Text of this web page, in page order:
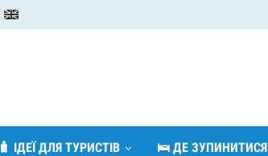
🧳 ІДЕЇ ДЛЯ ТУРИСТІВ 🛌 ДЕ ЗУПИНИТИСЯ